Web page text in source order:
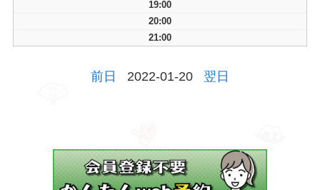
19:00
20:00
21:00
前日 2022-01-20 翌日